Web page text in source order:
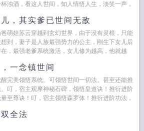
浊酒，看这人世间，知人情悟人生，淡笑一声，
，其实爹已世间无敌
萌娃苏云穿越到玄幻世界，由于没有灵根，只能
到，妻子是人族最强势力的公主，刚生下女儿后
，最强老爹系统激活，女儿修为越高，他就越
一念镇世间
完美领悟系统。可领悟世间一切法。甚至还能推
叮，宿主观摩神秘石碑，领悟皇道诀！推衍进阶
至尊诀！叮，宿主领悟森罗体！推衍进阶功法，
全法